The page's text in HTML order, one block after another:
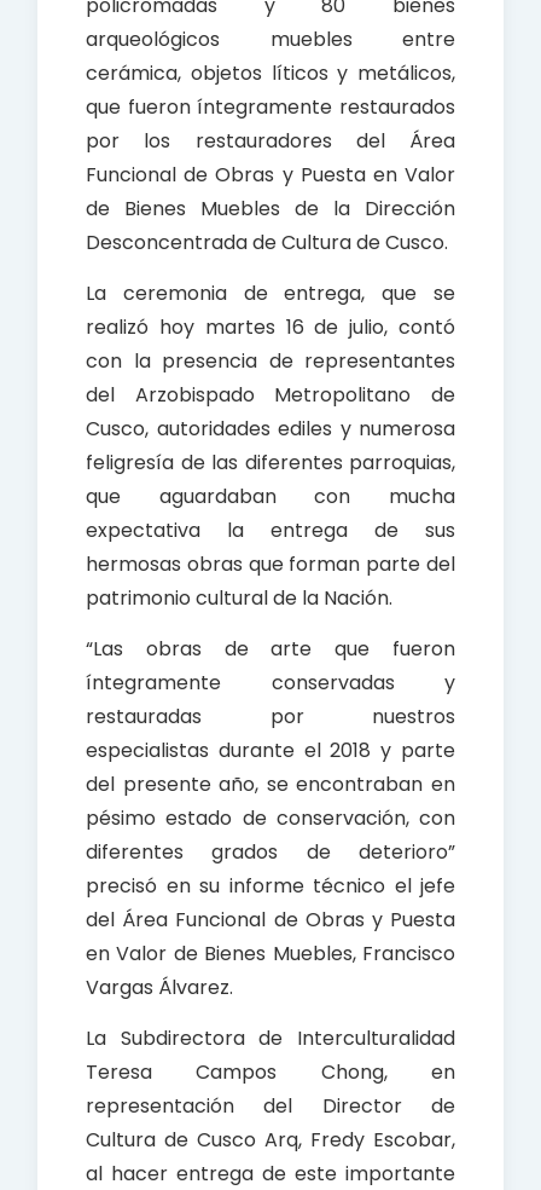
policromadas y 80 bienes
arqueológicos muebles entre
cerámica, objetos líticos y metálicos,
que fueron íntegramente restaurados
por los restauradores del Área
Funcional de Obras y Puesta en Valor
de Bienes Muebles de la Dirección
Desconcentrada de Cultura de Cusco.
La ceremonia de entrega, que se
realizó hoy martes 16 de julio, contó
con la presencia de representantes
del Arzobispado Metropolitano de
Cusco, autoridades ediles y numerosa
feligresía de las diferentes parroquias,
que aguardaban con mucha
expectativa la entrega de sus
hermosas obras que forman parte del
patrimonio cultural de la Nación.
“Las obras de arte que fueron
íntegramente conservadas y
restauradas por nuestros
especialistas durante el 2018 y parte
del presente año, se encontraban en
pésimo estado de conservación, con
diferentes grados de deterioro”
precisó en su informe técnico el jefe
del Área Funcional de Obras y Puesta
en Valor de Bienes Muebles, Francisco
Vargas Álvarez.
La Subdirectora de Interculturalidad
Teresa Campos Chong, en
representación del Director de
Cultura de Cusco Arq, Fredy Escobar,
al hacer entrega de este importante